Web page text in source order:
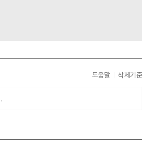
도움말 삭제기준